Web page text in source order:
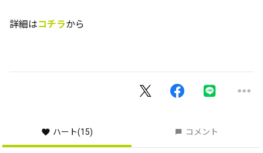
詳細はコチラから
ハート(15) コメント